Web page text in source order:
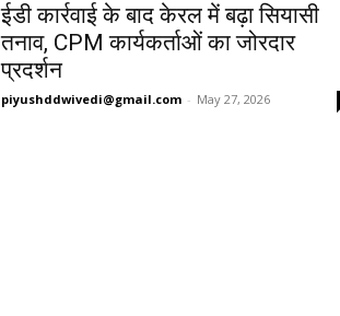
ईडी कार्रवाई के बाद केरल में बढ़ा सियासी
तनाव, CPM कार्यकर्ताओं का जोरदार
प्रदर्शन
piyushddwivedi@gmail.com - May 27, 2026